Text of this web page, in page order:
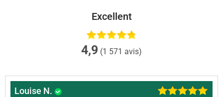
Excellent
4,9 (1 571 avis)
Louise N.